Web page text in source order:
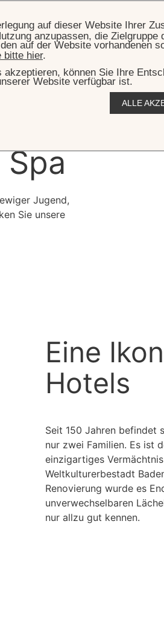
Jugend,
Sie unsere
Eine
Hotels
Seit 150 Jahren befindet
nur zwei Familien. Es ist
einzigartiges
Weltkulturerbestadt
Renovierung wurde es
unverwechselbaren
nur allzu gut kennen.
auf dieser Website Ihrer
anzupassen, die Zielgruppe
auf der Website vorhandenen
bitte hier.
können Sie Ihre
Website verfügbar ist.
ALLE